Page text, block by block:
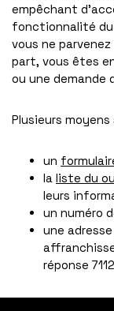
empêchant
fonctionnalité du
vous ne
part, vous êtes
ou une demande
Plusieurs
un
la liste du
leurs
un numéro
une
réponse